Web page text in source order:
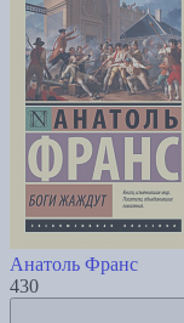
Анатоль Франс
430